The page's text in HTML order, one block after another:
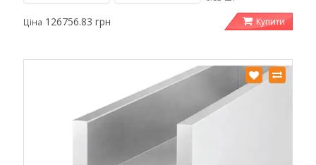
Ціна 126756.83 грн Купити